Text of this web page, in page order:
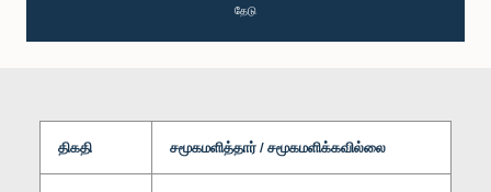
தேடு
திகதி சமூகமளித்தார் / சமூகமளிக்கவில்லை